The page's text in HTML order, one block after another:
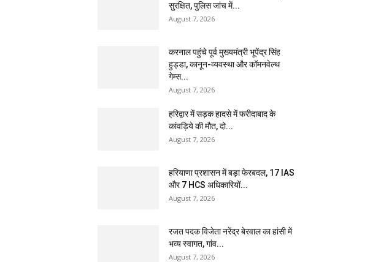
सुरक्षित, पुलिस जांच में...
August 7, 2026
करनाल पहुंचे पूर्व मुख्यमंत्री भूपेंद्र सिंह
हुड्डा, कानून-व्यवस्था और कॉमनवेल्थ
गेम्स...
August 7, 2026
हरिद्वार में सड़क हादसे में फरीदाबाद के
कांवड़िये की मौत, दो...
August 7, 2026
हरियाणा प्रशासन में बड़ा फेरबदल, 17 IAS
और 7 HCS अधिकारियों...
August 7, 2026
रजत पदक विजेता नरेंद्र बेरवाल का हांसी में
भव्य स्वागत, गांव...
August 7, 2026